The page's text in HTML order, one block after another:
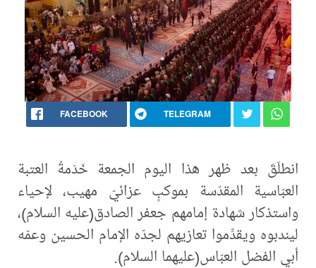
FACEBOOK TELEGRAM
انطلَقَ بعد ظهر هذا اليوم الجمعة خَدَمةُ العتبة
العبّاسية المقدّسة بموكبٍ عزائيّ مهيب، لإحياء
واستذكار شهادة إمامهم جعفر الصادق(عليه السلام)،
ليندبوه ويقدِّموا تعازيهم لجدّه الإمام الحسين وعمّه
أبي الفضل العبّاس(عليهما السلام).